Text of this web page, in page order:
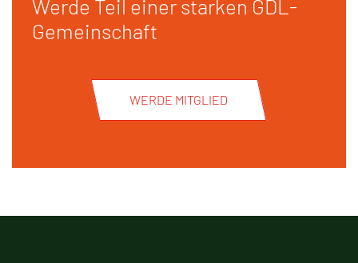
Werde Teil einer starken GDL-
Gemeinschaft
WERDE MITGLIED